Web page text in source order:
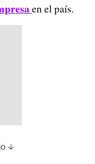
en el país.